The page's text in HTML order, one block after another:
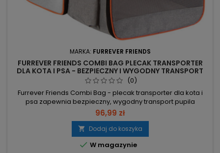
MARKA: FURREVER FRIENDS
FURREVER FRIENDS COMBI BAG PLECAK TRANSPORTER
DLA KOTA I PSA - BEZPIECZNY I WYGODNY TRANSPORT
(0)
Furrever Friends Combi Bag - plecak transporter dla kota i
psa zapewnia bezpieczny, wygodny transport pupila
podczas codziennych wyjść i podróży. Udźwig do 8 kg –
przeznaczony dla kotów, małych psów, królików i innych
zwierząt w limicie wagowym. Wymiary 50x30x33 cm –
praktyczny rozmiar mieszczący typowe małe zwierzaki.
Materiały odporne na...
96,99 zł
 Dodaj do koszyka
 W magazynie